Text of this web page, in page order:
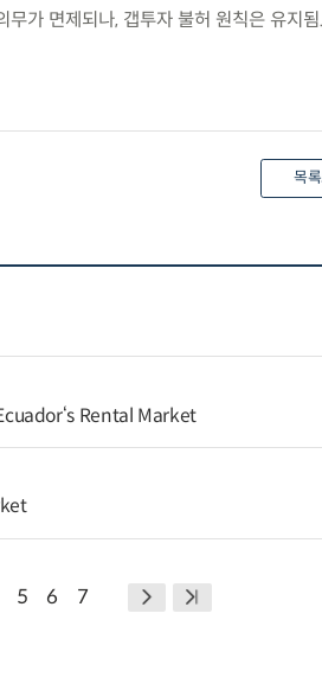
가 면제되나, 갭투자 불허 원칙은 유지됨.
목록
Rental Market
5 6 7